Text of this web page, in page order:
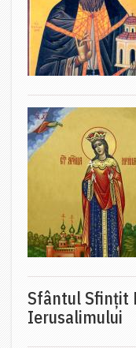
Sfântul Sfinţit
Ierusalimului